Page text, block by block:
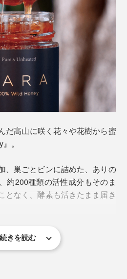
、自然の環境にこだわった厳し
もあり、年々担い手が減少。今
、年間でも約3000kgしか採れ
。
ツ生産技術は、ジョージア文化
遺産に認定され、EUオーガニ
から収穫したハチミツたっぷ
めにしたもの。巣の中で十分に
珀色に輝きます。
噛みごたえがあるものの、ハ
ことはなく、パンやグラノーラ
とんど気になりません。
巣を粉砕して溶け込ませている
り。粉砕することで酵素が活発
ているため、ワインのような香
だ高山に咲く花々や花樹から蜜
。
、巣ごとビンに詰めた、ありの
約200種類の活性成分もそのま
となく、酵素も活きたまま届き
続きを読む